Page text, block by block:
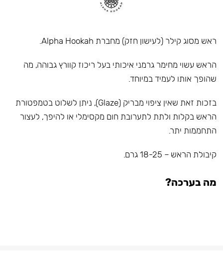
ראש מסוג קילר (לעישון חזק) מחברת Alpha Hookah.
הראש עשוי מחימר גרמני איכותי בעל ריכוז קוורץ גבוהה, מה
שהופך אותו לעמיד במיוחד.
בזכות זאת שאין ציפוי מבריק (Glaze), ניתן לשלוט בטמפטורת
הראש בקלות ולתת לתערובת חום מקסימלי או להיפך, לעצור
התחממות יתר.
קיבולת הראש – 18-25 גרם.
מה בערכה?